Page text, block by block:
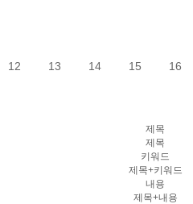
12 13 14 15 16
제목
제목
키워드
제목+키워드
내용
제목+내용